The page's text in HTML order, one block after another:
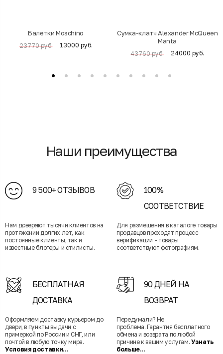
Балетки Moschino
23770 руб. 13000 руб.
Cумка-клатч Alexander McQueen
Manta
43760 руб. 24000 руб.
Наши преимущества
9 500+ ОТЗЫВОВ
Нам доверяют тысячи клиентов на
протяжении долгих лет, как
постоянные клиенты, так и
известные блогеры и стилисты.
100%
СООТВЕТСТВИЕ
Для размещения в каталоге товары
продавцов проходят процесс
верификации - товары
соответствуют фотографиям.
БЕСПЛАТНАЯ
ДОСТАВКА
Оформляем доставку курьером до
двери, в пункты выдачи с
примеркой по России и СНГ, или
почтой в любую точку мира.
Условия доставки...
90 ДНЕЙ НА
ВОЗВРАТ
Передумали? Не
проблема. Гарантия бесплатного
обмена и возврата по любой
причине к вашим услугам. Узнать
больше...